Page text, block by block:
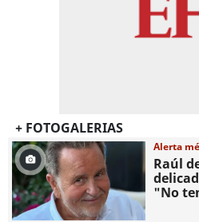
+ FOTOGALERIAS
Alerta
Raúl
"No